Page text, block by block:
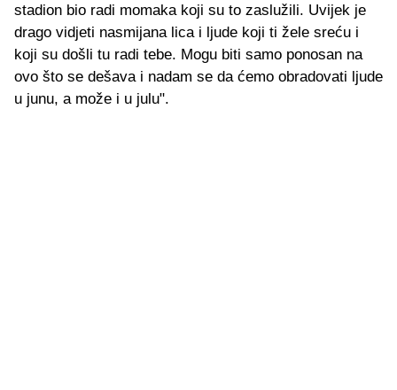
stadion bio radi momaka koji su to zaslužili. Uvijek je
drago vidjeti nasmijana lica i ljude koji ti žele sreću i
koji su došli tu radi tebe. Mogu biti samo ponosan na
ovo što se dešava i nadam se da ćemo obradovati ljude
u junu, a može i u julu".